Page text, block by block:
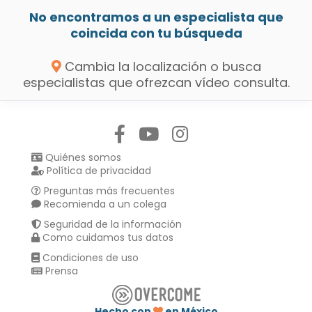
No encontramos a un especialista que
coincida con tu búsqueda
Cambia la localización o busca
especialistas que ofrezcan vídeo consulta.
Quiénes somos
Política de privacidad
Preguntas más frecuentes
Recomienda a un colega
Seguridad de la información
Como cuidamos tus datos
Condiciones de uso
Prensa